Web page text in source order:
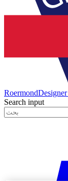
Roermond
Search input